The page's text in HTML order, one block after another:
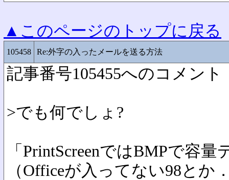
▲このページのトップに戻る
105458 Re:外字の入ったメールを送る方法
記事番号105455へのコメント
>でも何でしょ?
「PrintScreenではBMPで容
（Officeが入ってない98とか